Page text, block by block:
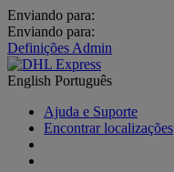
Enviando para:
Enviando para:
Definições Admin
English Português
Ajuda e Suporte
Encontrar localizações